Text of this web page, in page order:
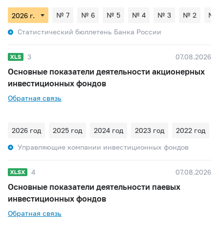
№ 7 № 6 № 5 № 4 № 3 № 2
№
Статистический бюллетень Банка России
3 07.08.2026
Основные показатели деятельности акционерных
инвестиционных фондов
Обратная связь
2026 год 2025 год 2024 год 2023 год 2022 год
Управляющие компании инвестиционных фондов
4 07.08.2026
Основные показатели деятельности паевых
инвестиционных фондов
Обратная связь